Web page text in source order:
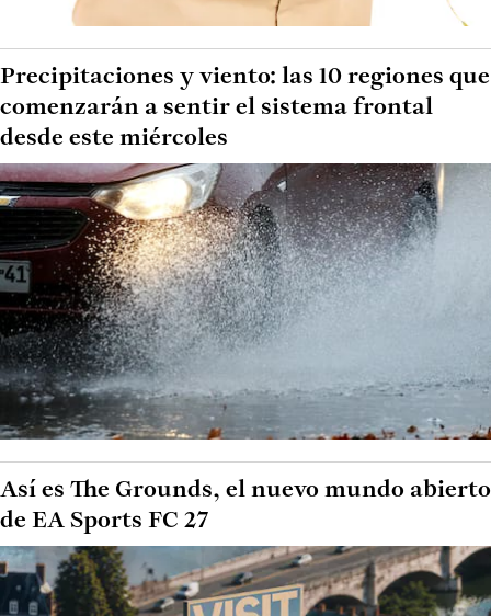
Precipitaciones y viento: las 10 regiones que
comenzarán a sentir el sistema frontal
desde este miércoles
Así es The Grounds, el nuevo mundo abierto
de EA Sports FC 27